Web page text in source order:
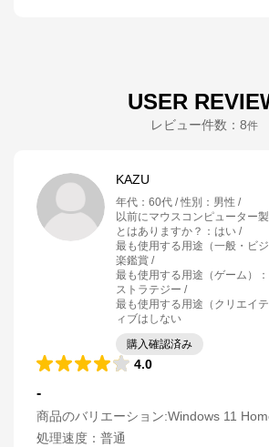
USER
レビュー件数： 8件
KAZU
年代 ： 60代 性別 ： 男性
以前にマウスコンピューター
とはありますか？ ： はい
最も使用する用途（一般・ビジ
楽鑑賞
最も使用する用途（ゲーム）
：
ストラテジー
最も使用する用途（クリエイテ
ィブはしない
購入確認済み
4.0
-
商品のバリエーション:Windows 11
処理速度 ： 普通